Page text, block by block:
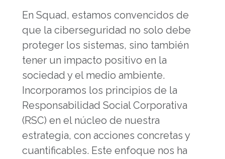
En Squad, estamos convencidos de
que la ciberseguridad no solo debe
proteger los sistemas, sino también
tener un impacto positivo en la
sociedad y el medio ambiente.
Incorporamos los principios de la
Responsabilidad Social Corporativa
(RSC) en el núcleo de nuestra
estrategia, con acciones concretas y
cuantificables. Este enfoque nos ha